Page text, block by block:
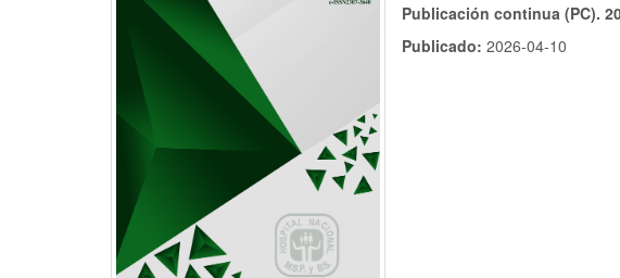
Publicación continua (PC).
Publicado:2026-04-10